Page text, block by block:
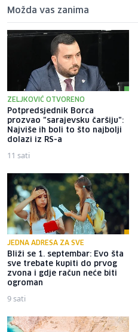
Možda vas zanima
ZELJKOVIĆ OTVORENO
Potpredsjednik Borca
prozvao "sarajevsku čaršiju":
Najviše ih boli to što najbolji
dolazi iz RS-a
11 sati
JEDNA ADRESA ZA SVE
Bliži se 1. septembar: Evo šta
sve trebate kupiti do prvog
zvona i gdje račun neće biti
ogroman
9 sati